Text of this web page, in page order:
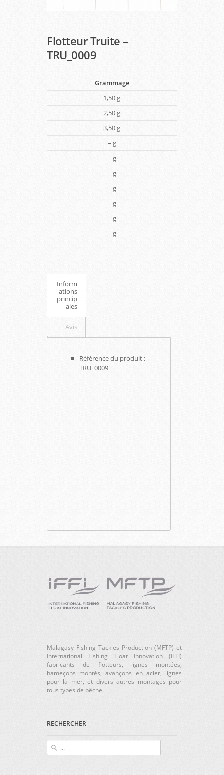
Flotteur Truite –
TRU_0009
Grammage
1,50 g
2,50 g
3,50 g
– g
– g
– g
– g
– g
– g
– g
Inform
ations
princip
ales
Avis
Référence du produit :
TRU_0009
Malagasy Fishing Tackles Production (MFTP) et
International Fishing Float Innovation (IFFI)
fabricants de flotteurs, lignes montées,
hameçons montés, avançons en acier, lignes
pour la mer, et divers autres montages pour
tous types de pêche.
RECHERCHER